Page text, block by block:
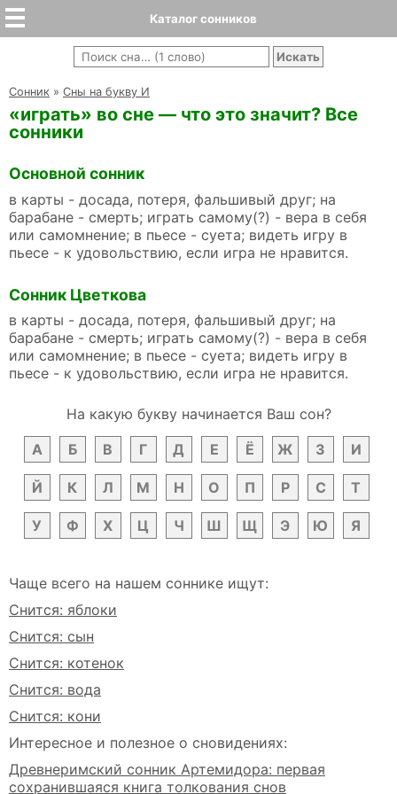
Каталог сонников
Cонник » Сны на букву И
«играть» во сне — что это значит? Все
сонники
Основной сонник
в карты - досада, потеря, фальшивый друг; на
барабане - смерть; играть самому(?) - вера в себя
или самомнение; в пьесе - суета; видеть игру в
пьесе - к удовольствию, если игра не нравится.
Сонник Цветкова
в карты - досада, потеря, фальшивый друг; на
барабане - смерть; играть самому(?) - вера в себя
или самомнение; в пьесе - суета; видеть игру в
пьесе - к удовольствию, если игра не нравится.
На какую букву начинается Ваш сон?
А
Б В Г Д Е Ё Ж З И
Й К Л М Н О П Р С Т
У Ф Х Ц Ч Ш Щ Э Ю Я
Чаще всего на нашем соннике ищут:
Снится: яблоки
Снится: сын
Снится: котенок
Снится: вода
Снится: кони
Интересное и полезное о сновидениях:
Древнеримский сонник Артемидора: первая
сохранившаяся книга толкования снов